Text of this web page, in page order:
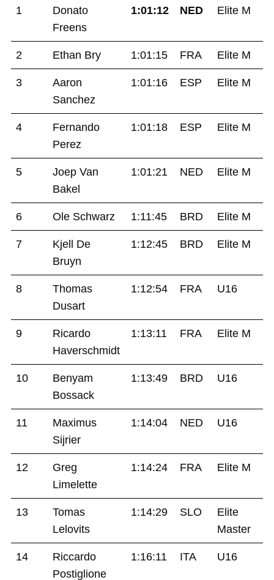
1
Donato
Freens
1:01:12 NED Elite M
2 Ethan Bry 1:01:15 FRA Elite M
3
Aaron
Sanchez
1:01:16 ESP Elite M
4
Fernando
Perez
1:01:18 ESP Elite M
5
Joep Van
Bakel
1:01:21 NED Elite M
6 Ole Schwarz 1:11:45 BRD Elite M
7
Kjell De
Bruyn
1:12:45 BRD Elite M
8
Thomas
Dusart
1:12:54 FRA U16
9
Ricardo
Haverschmidt
1:13:11 FRA Elite M
10
Benyam
Bossack
1:13:49 BRD U16
11
Maximus
Sijrier
1:14:04 NED U16
12
Greg
Limelette
1:14:24 FRA Elite M
13
Tomas
Lelovits
1:14:29 SLO
Elite
Master
14
Riccardo
Postiglione
1:16:11 ITA U16